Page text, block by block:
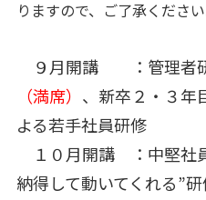
りますので、ご了承ください
９月開講 ：管理者
（満席） 、新卒２・３年
よる若手社員研修
１０月開講 ：中堅社
納得して動いてくれる”